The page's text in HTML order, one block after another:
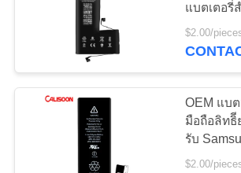
แบตเตอรี่ภาย
รับ Iphone
แบตเตอรี่
1500mAh
OEM แบ
มือถือลิทธิี
รับ
ทนทาน น้ํ